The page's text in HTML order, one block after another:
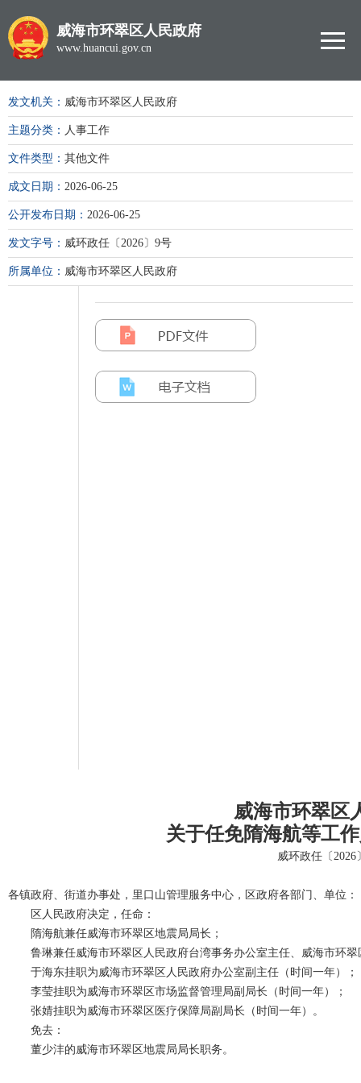
威海市环翠区人民政府
www.huancui.gov.cn
发文机关： 威海市环翠区人民政府
主题分类： 人事工作
文件类型： 其他文件
成文日期： 2026-06-25
公开发布日期： 2026-06-25
发文字号： 威环政任〔2026〕9号
所属单位： 威海市环翠区人民政府
威海市环翠区
关于任免隋海航等工
威环政任〔2026
各镇政府、街道办事处，里口山管理服务中心，区政府各部门、单位：
区人民政府决定，任命：
隋海航兼任威海市环翠区地震局局长；
鲁琳兼任威海市环翠区人民政府台湾事务办公室主任、威海市环
于海东挂职为威海市环翠区人民政府办公室副主任（时间一年）；
李莹挂职为威海市环翠区市场监督管理局副局长（时间一年）；
张婧挂职为威海市环翠区医疗保障局副局长（时间一年）。
免去：
董少沣的威海市环翠区地震局局长职务。